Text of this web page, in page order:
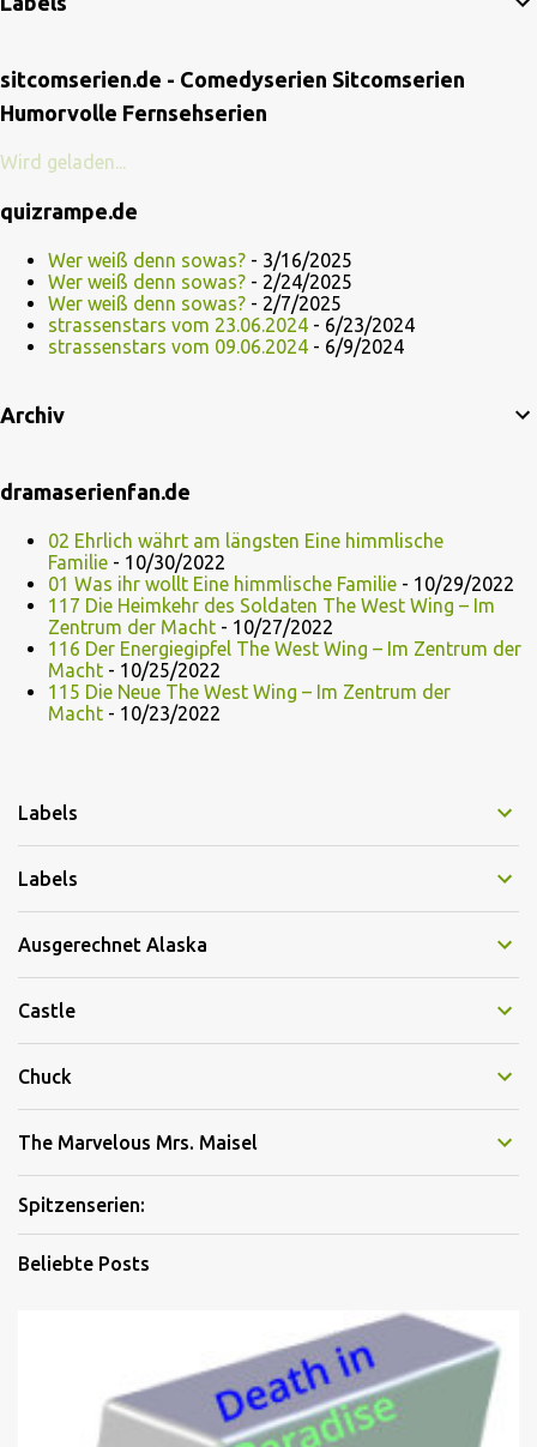
sitcomserien.de - Comedyserien Sitcomserien
Humorvolle Fernsehserien
Wird geladen...
quizrampe.de
Wer weiß denn sowas? - 3/16/2025
Wer weiß denn sowas? - 2/24/2025
Wer weiß denn sowas? - 2/7/2025
strassenstars vom 23.06.2024 - 6/23/2024
strassenstars vom 09.06.2024 - 6/9/2024
Archiv
dramaserienfan.de
02 Ehrlich währt am längsten Eine himmlische
Familie - 10/30/2022
01 Was ihr wollt Eine himmlische Familie - 10/29/2022
117 Die Heimkehr des Soldaten The West Wing – Im
Zentrum der Macht - 10/27/2022
116 Der Energiegipfel The West Wing – Im Zentrum der
Macht - 10/25/2022
115 Die Neue The West Wing – Im Zentrum der
Macht - 10/23/2022
Labels
Labels
Ausgerechnet Alaska
Castle
Chuck
The Marvelous Mrs. Maisel
Spitzenserien:
Beliebte Posts